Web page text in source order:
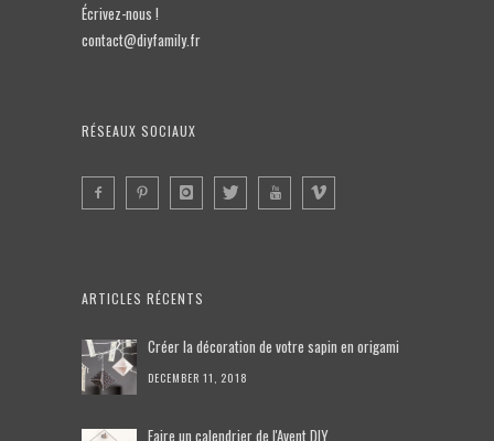
Écrivez-nous !
contact@diyfamily.fr
RÉSEAUX SOCIAUX
ARTICLES RÉCENTS
Créer la décoration de votre sapin en origami
DECEMBER 11, 2018
Faire un calendrier de l'Avent DIY